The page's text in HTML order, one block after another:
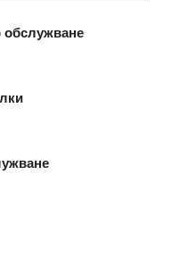
обслужване